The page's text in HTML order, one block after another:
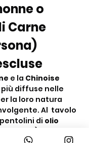
o
Carne
e la Chinoise
diffuse nelle
la loro natura
Al  tavolo
di olio